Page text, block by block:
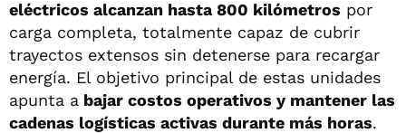
eléctricos alcanzan hasta 800 kilómetros por
carga completa, totalmente capaz de cubrir
trayectos extensos sin detenerse para recargar
energía. El objetivo principal de estas unidades
apunta a bajar costos operativos y mantener las
cadenas logísticas activas durante más horas.